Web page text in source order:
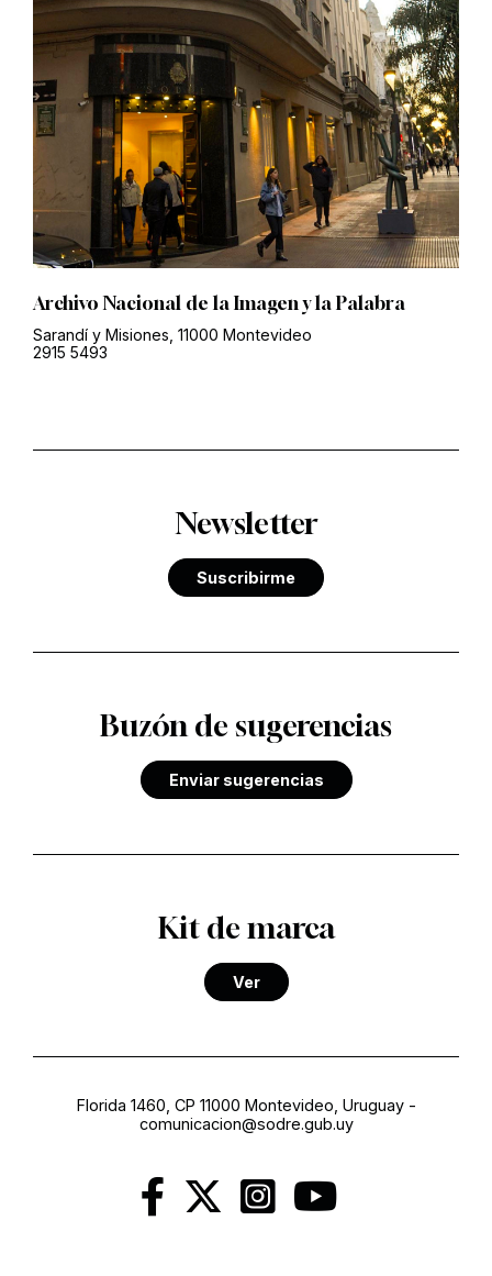
Archivo Nacional de la Imagen y la Palabra
Sarandí y Misiones, 11000 Montevideo
2915 5493
Newsletter
Suscribirme
Buzón de sugerencias
Enviar sugerencias
Kit de marca
Ver
Florida 1460, CP 11000 Montevideo, Uruguay-
comunicacion@sodre.gub.uy